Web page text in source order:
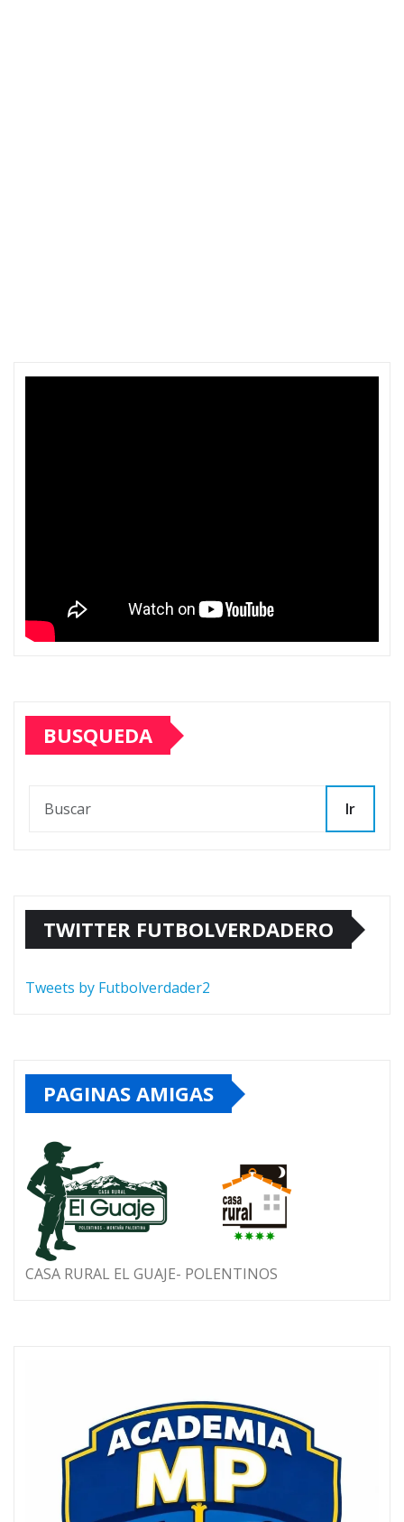
BUSQUEDA
Ir
TWITTER FUTBOLVERDADERO
Tweets by Futbolverdader2
PAGINAS AMIGAS
CASA RURAL EL GUAJE- POLENTINOS